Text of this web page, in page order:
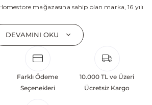
mağazasına sahip olan marka, 16 yılı
yemek odası, home ofis ve ev dekorasyon
üzere 20’den fazla ürün kategorisinde geniş bir
Sabit ve hareketli koltuklar, yataklar, bahçe
ürün grupları ile ürün yelpazesini sürekli
ve verimli global altyapısı sayesinde dünya
DEVAMINI OKU
Farklı Ödeme
Seçenekleri
10.000 TL ve Üzeri
Ücretsiz Kargo